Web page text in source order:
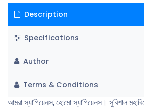
Description
Specifications
Author
Terms & Conditions
আমরা স্যাপিয়েনস, হোমো স্যাপিয়েনস। সুবিশাল